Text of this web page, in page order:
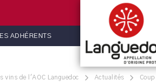
ADHÉRENTS
vins de l'AOC Languedoc Actualités